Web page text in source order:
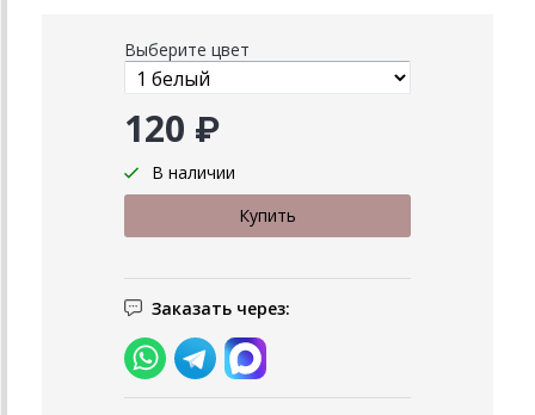
Выберите цвет
120 ₽
В наличии
Заказать через: